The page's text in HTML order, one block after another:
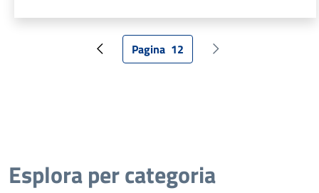
Pagina precedentePagina attuale
Pagina 12 Pagina successiva
Esplora per categoria